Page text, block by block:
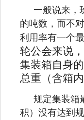
一般说来，
的吨数，而不
利用率有一个
轮公会来说
集装箱自身
总重（含箱
规定集装箱
积）没有达到